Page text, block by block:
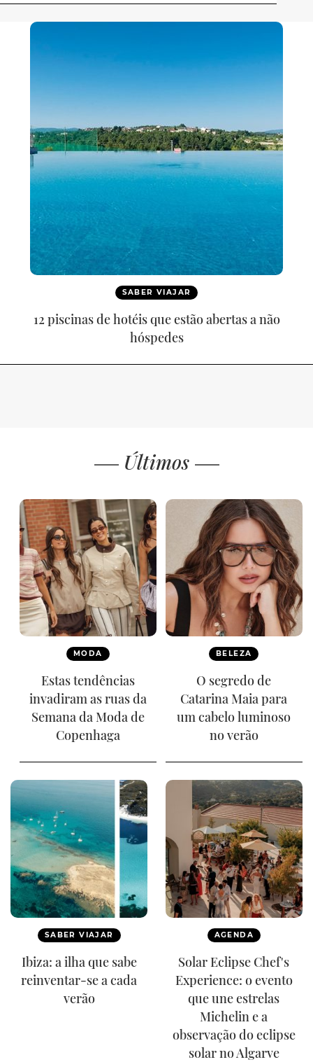
SABER VIAJAR
12 piscinas de hotéis que estão abertas a não
hóspedes
Últimos
MODA
Estas tendências
invadiram as ruas da
Semana da Moda de
Copenhaga
BELEZA
O segredo de
Catarina Maia para
um cabelo luminoso
no verão
SABER VIAJAR
Ibiza: a ilha que sabe
reinventar-se a cada
verão
AGENDA
Solar Eclipse Chef's
Experience: o evento
que une estrelas
Michelin e a
observação do eclipse
solar no Algarve